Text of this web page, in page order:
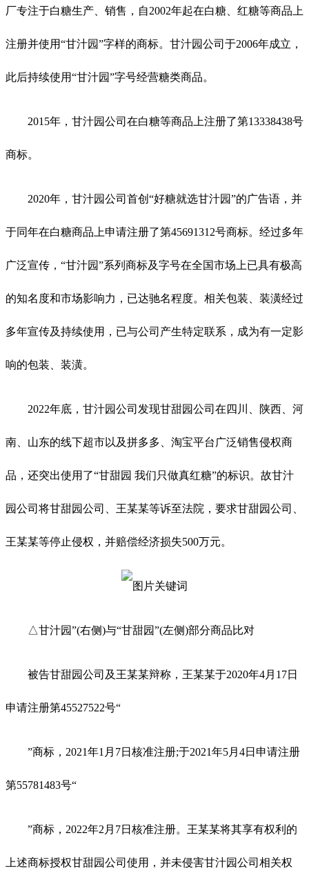
厂专注于白糖生产、销售，自2002年起在白糖、红糖等商品上
注册并使用“甘汁园”字样的商标。甘汁园公司于2006年成立，
此后持续使用“甘汁园”字号经营糖类商品。
2015年，甘汁园公司在白糖等商品上注册了第13338438号
商标。
2020年，甘汁园公司首创“好糖就选甘汁园”的广告语，并
于同年在白糖商品上申请注册了第45691312号商标。经过多年
广泛宣传，“甘汁园”系列商标及字号在全国市场上已具有极高
的知名度和市场影响力，已达驰名程度。相关包装、装潢经过
多年宣传及持续使用，已与公司产生特定联系，成为有一定影
响的包装、装潢。
2022年底，甘汁园公司发现甘甜园公司在四川、陕西、河
南、山东的线下超市以及拼多多、淘宝平台广泛销售侵权商
品，还突出使用了“甘甜园 我们只做真红糖”的标识。故甘汁
园公司将甘甜园公司、王某某等诉至法院，要求甘甜园公司、
王某某等停止侵权，并赔偿经济损失500万元。
△甘汁园”(右侧)与“甘甜园”(左侧)部分商品比对
被告甘甜园公司及王某某辩称，王某某于2020年4月17日
申请注册第45527522号“
”商标，2021年1月7日核准注册;于2021年5月4日申请注册
第55781483号“
”商标，2022年2月7日核准注册。王某某将其享有权利的
上述商标授权甘甜园公司使用，并未侵害甘汁园公司相关权